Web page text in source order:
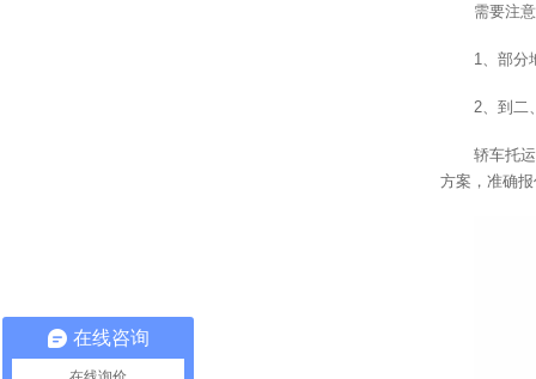
需要注
1、部分
2、到二
轿车托
方案，准确
在线咨询